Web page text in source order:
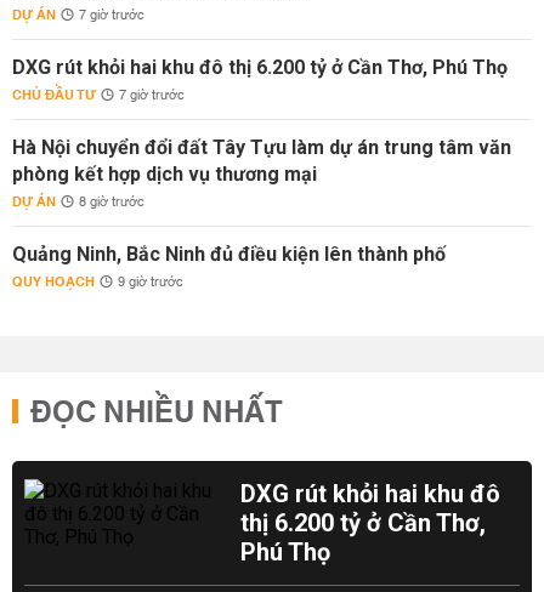
DỰ ÁN 7 giờ trước
DXG rút khỏi hai khu đô thị 6.200 tỷ ở Cần Thơ, Phú Thọ
CHỦ ĐẦU TƯ 7 giờ trước
Hà Nội chuyển đổi đất Tây Tựu làm dự án trung tâm văn
phòng kết hợp dịch vụ thương mại
DỰ ÁN 8 giờ trước
Quảng Ninh, Bắc Ninh đủ điều kiện lên thành phố
QUY HOẠCH 9 giờ trước
ĐỌC NHIỀU NHẤT
DXG rút khỏi hai khu đô
thị 6.200 tỷ ở Cần Thơ,
Phú Thọ